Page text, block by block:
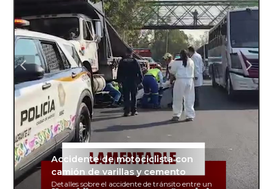
Accidente de motociclista con
camión de varillas y cemento
Detalles sobre el accidente de tránsito entre un